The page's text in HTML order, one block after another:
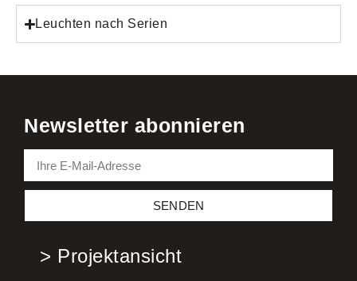
Leuchten nach Serien
Newsletter abonnieren
SENDEN
> Projektansicht